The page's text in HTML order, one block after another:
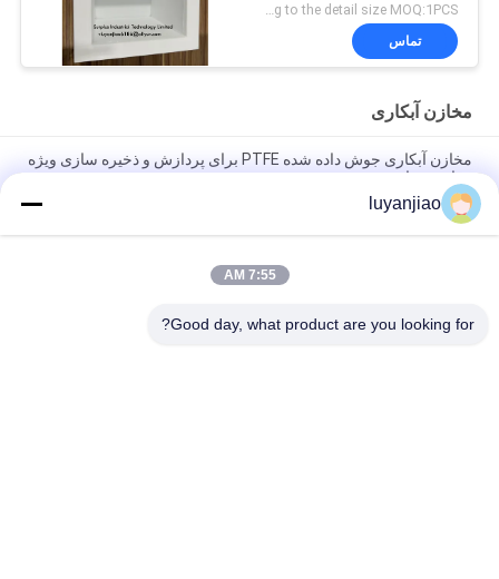
تماس
مخازن آبکاری
مخازن آبکاری جوش داده شده PTFE برای پردازش و ذخیره سازی ویژه
مواد شیمیایی
کردن مواد شیمیایی
luyanjiao
7:55 AM
Good day, what product are you looking for?